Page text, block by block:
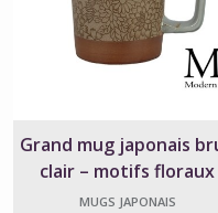
Grand mug japonais
clair – motifs floraux
gravés – fabriqué au
MUGS JAPONAIS